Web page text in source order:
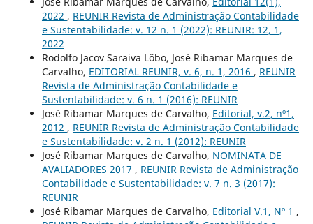
2022 , REUNIR Revista de Administração Contabilidade
e Sustentabilidade: v. 12 n. 1 (2022): REUNIR: 12, 1,
2022
Rodolfo Jacov Saraiva Lôbo, José Ribamar Marques de
Carvalho, EDITORIAL REUNIR, v. 6, n. 1, 2016 , REUNIR
Revista de Administração Contabilidade e
Sustentabilidade: v. 6 n. 1 (2016): REUNIR
José Ribamar Marques de Carvalho, Editorial, v.2, nº1,
2012 , REUNIR Revista de Administração Contabilidade
e Sustentabilidade: v. 2 n. 1 (2012): REUNIR
José Ribamar Marques de Carvalho, NOMINATA DE
AVALIADORES 2017 , REUNIR Revista de Administração
Contabilidade e Sustentabilidade: v. 7 n. 3 (2017):
REUNIR
José Ribamar Marques de Carvalho, Editorial V.1, Nº 1 ,